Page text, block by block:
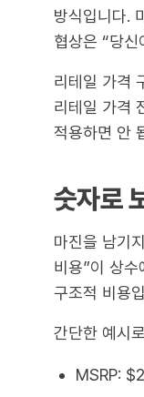
방식입니다.
협상은 “당
리테일 가격
리테일 가격
적용하면 안
숫자로
마진을 남기
비용”이 상
구조적 비용
간단한 예시
MSRP: